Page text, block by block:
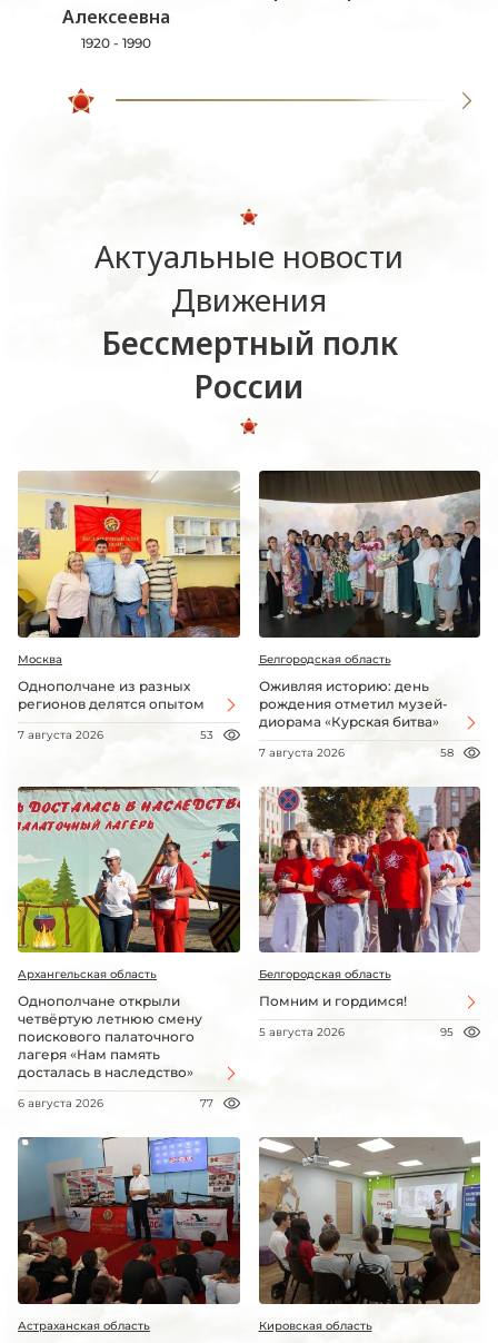
Алексеевна
1920 - 1990
Актуальные новости
Движения
Бессмертный полк
России
Москва
Однополчане из разных
регионов делятся опытом
7 августа 2026 53
Белгородская область
Оживляя историю: день
рождения отметил музей-
диорама «Курская битва»
7 августа 2026 58
Архангельская область
Однополчане открыли
четвёртую летнюю смену
поискового палаточного
лагеря «Нам память
досталась в наследство»
6 августа 2026 77
Белгородская область
Помним и гордимся!
5 августа 2026 95
Астраханская область Кировская область